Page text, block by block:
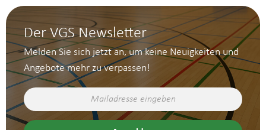
Der VGS Newsletter
Melden Sie sich jetzt an, um keine Neuigkeiten und
Angebote mehr zu verpassen!